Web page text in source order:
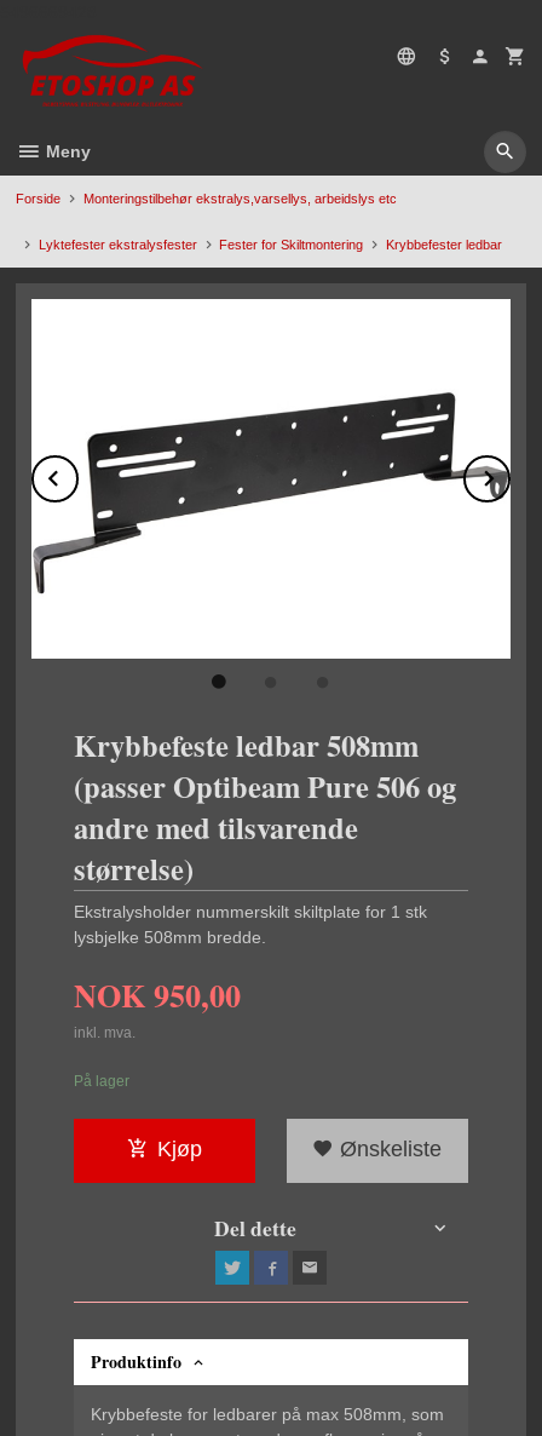
til
innholdet
Meny
Forside Monteringstilbehør ekstralys,varsellys, arbeidslys etc
Lyktefester ekstralysfester Fester for Skiltmontering Krybbefester ledbar
Prev
Krybbefeste ledbar 508mm
(passer Optibeam Pure 506 og
andre med tilsvarende
størrelse)
Ekstralysholder nummerskilt skiltplate for 1 stk
lysbjelke 508mm bredde.
NOK950,00
inkl. mva.
På lager
Kjøp Ønskeliste
Del dette
Produktinfo
Krybbefeste for ledbarer på max 508mm, som